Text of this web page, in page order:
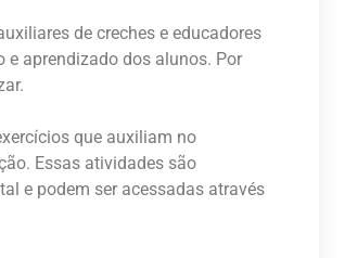
de creches e educadores
e aprendizado dos alunos. Por
que auxiliam no
Essas atividades são
e podem ser acessadas através